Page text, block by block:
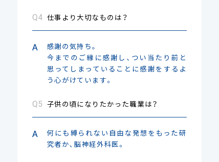
仕事より大切なものは？
感謝の気持ち。
今までのご縁に感謝し、つい当たり前と
思ってしまっていることに感謝をするよ
う心がけています。
子供の頃になりたかった職業は？
何にも縛られない自由な発想をもった研
究者か、脳神経外科医。